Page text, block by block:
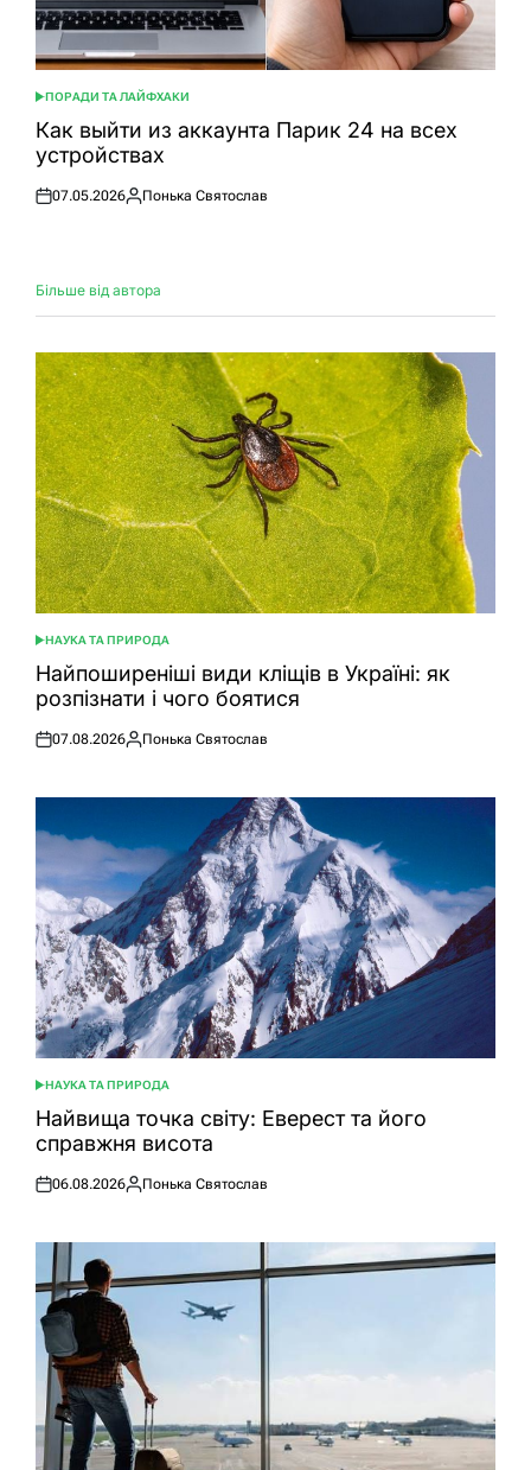
ОПУБЛІКУВАТИ
У
ПОРАДИ ТА ЛАЙФХАКИ
Как выйти из аккаунта Парик 24 на всех
устройствах
Оприлюднено
07.05.2026
Опубліковано
Понька Святослав
Більше від автора
ОПУБЛІКУВАТИ
У
НАУКА ТА ПРИРОДА
Найпоширеніші види кліщів в Україні: як
розпізнати і чого боятися
Оприлюднено
07.08.2026
Опубліковано
Понька Святослав
ОПУБЛІКУВАТИ
У
НАУКА ТА ПРИРОДА
Найвища точка світу: Еверест та його
справжня висота
Оприлюднено
06.08.2026
Опубліковано
Понька Святослав